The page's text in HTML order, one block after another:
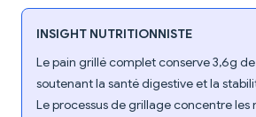
INSIGHT NUTRITIONNISTE
Le pain grillé complet conserve 3,6g
soutenant la santé digestive et la
Le processus de grillage concentre les